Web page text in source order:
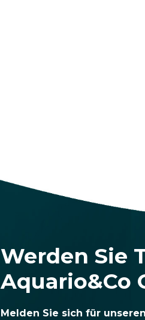
Werden Sie
Aquario&Co
Melden Sie sich für